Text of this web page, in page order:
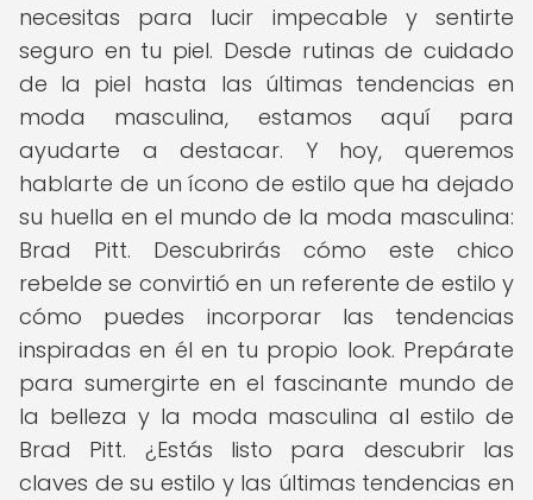
necesitas para lucir impecable y sentirte
seguro en tu piel. Desde rutinas de cuidado
de la piel hasta las últimas tendencias en
moda masculina, estamos aquí para
ayudarte a destacar. Y hoy, queremos
hablarte de un ícono de estilo que ha dejado
su huella en el mundo de la moda masculina:
Brad Pitt. Descubrirás cómo este chico
rebelde se convirtió en un referente de estilo y
cómo puedes incorporar las tendencias
inspiradas en él en tu propio look. Prepárate
para sumergirte en el fascinante mundo de
la belleza y la moda masculina al estilo de
Brad Pitt. ¿Estás listo para descubrir las
claves de su estilo y las últimas tendencias en